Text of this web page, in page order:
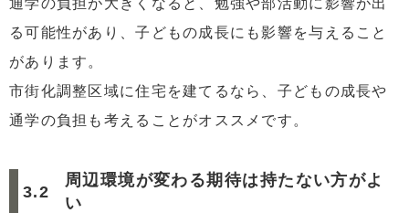
る可能性があり、子どもの成長にも影響を与えること
があります。
市街化調整区域に住宅を建てるなら、子どもの成長や
通学の負担も考えることがオススメです。
周辺環境が変わる期待は持たない方がよ
い